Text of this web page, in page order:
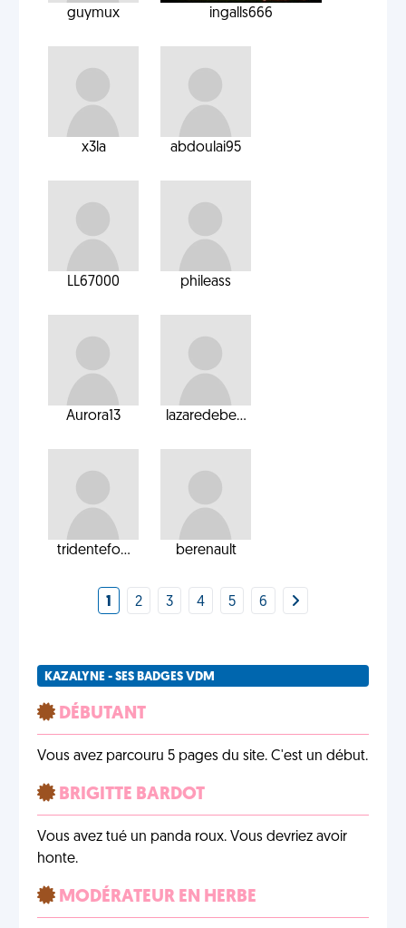
guymux ingalls666
x3la abdoulai95
LL67000 phileass
Aurora13 lazaredebe...
tridentefo... berenault
1 2 3 4 5 6
KAZALYNE - SES BADGES VDM
DÉBUTANT
Vous avez parcouru 5 pages du site. C'est un début.
BRIGITTE BARDOT
Vous avez tué un panda roux. Vous devriez avoir
honte.
MODÉRATEUR EN HERBE